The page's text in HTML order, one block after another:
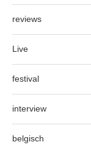
reviews
Live
festival
interview
belgisch